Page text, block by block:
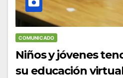
COMUNICADO
Niños y jóvenes
su educación